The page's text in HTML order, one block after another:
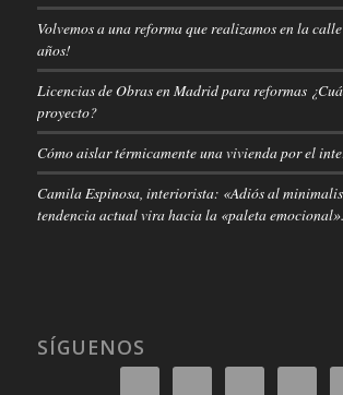
Volvemos a una reforma que realizamos en la
años!
Licencias de Obras en Madrid para reformas
proyecto?
Cómo aislar térmicamente una vivienda por el
Camila Espinosa, interiorista: «Adiós al
tendencia actual vira hacia la «paleta emocional».
SÍGUENOS